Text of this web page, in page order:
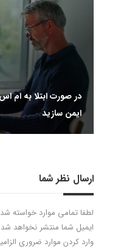
در صورت ابتلا به ام
ایمن سازید
ارسال نظر شما
لطفا تمامی موارد خواسته
ایمیل شما منتشر نخواهد
وارد کردن موارد ضروری